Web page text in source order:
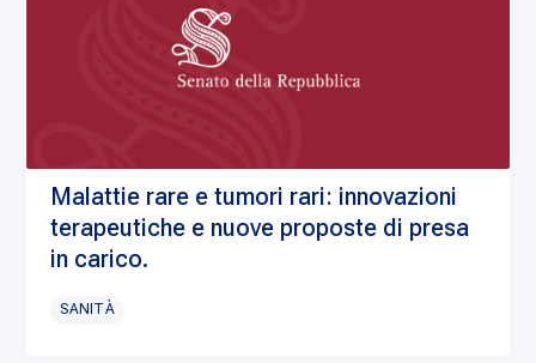
Malattie rare e tumori rari: innovazioni
terapeutiche e nuove proposte di presa
in carico.
SANITÀ